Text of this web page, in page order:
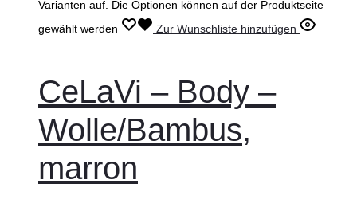
Varianten auf. Die Optionen können auf der Produktseite
gewählt werden
Zur Wunschliste hinzufügen
CeLaVi – Body –
Wolle/Bambus,
marron